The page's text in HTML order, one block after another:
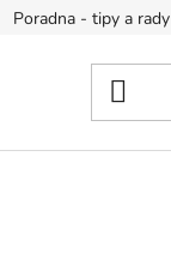
Poradna - tipy a rady